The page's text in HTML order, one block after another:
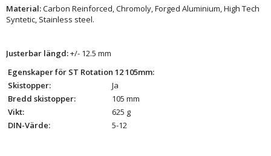
Material:Carbon Reinforced, Chromoly, Forged Aluminium, High Tech
Syntetic, Stainless steel.
Justerbar längd:+/- 12.5 mm
Egenskaper för ST Rotation 12 105mm:
Skistopper:
Ja
Bredd skistopper:
105 mm
Vikt:
625 g
DIN-Värde:
5-12